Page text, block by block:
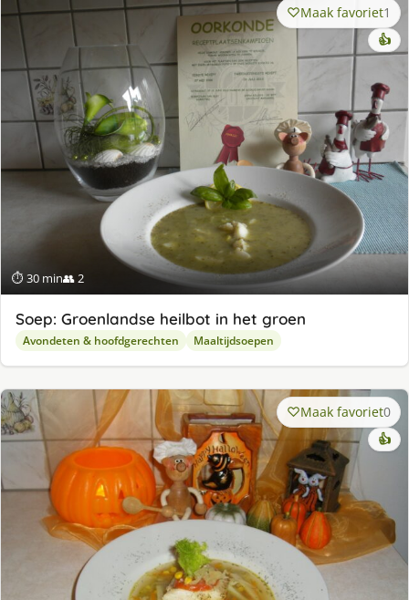
⏱ 30 min👥 2
Maak favoriet1
👍
Soep: Groenlandse heilbot in het groen
Avondeten & hoofdgerechten Maaltijdsoepen
Maak favoriet0
👍